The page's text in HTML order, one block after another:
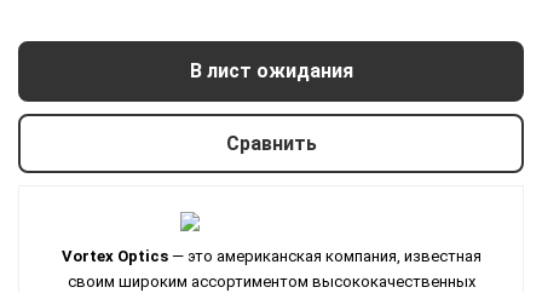
В лист ожидания
Сравнить
Vortex Optics— это американская компания, известная
своим широким ассортиментом высококачественных